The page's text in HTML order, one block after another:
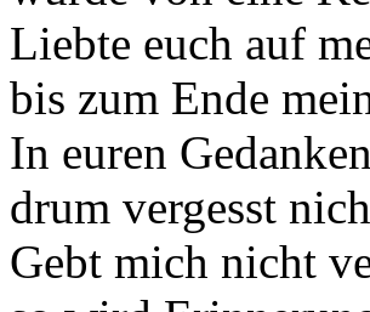
Liebte euch auf
bis zum Ende
In euren
drum vergesst
Gebt mich nicht